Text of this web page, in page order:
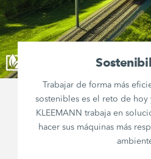
Trabajar de forma más
sostenibles es el reto de hoy
KLEEMANN trabaja en
hacer sus máquinas más